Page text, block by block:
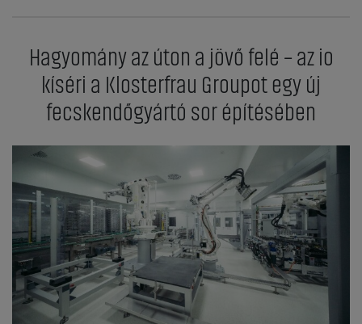
Hagyomány az úton a jövő felé – az io
kíséri a Klosterfrau Groupot egy új
fecskendőgyártó sor építésében